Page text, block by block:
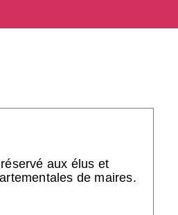
aux élus et
de maires.